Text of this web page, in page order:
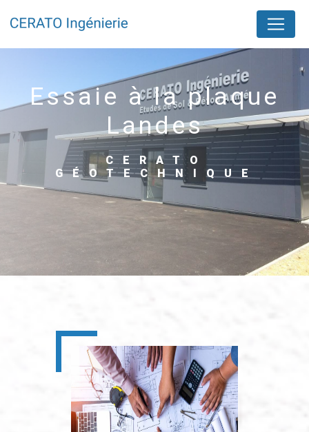
essaie à la plaque
Landes
CERATO
GÉOTECHNIQUE